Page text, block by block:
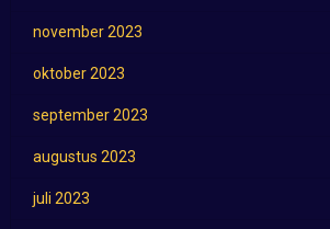
november 2023
oktober 2023
september 2023
augustus 2023
juli 2023